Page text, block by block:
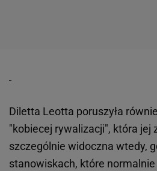
Diletta Leotta poruszyła
"kobiecej rywalizacji", która jej
szczególnie widoczna wtedy,
stanowiskach, które